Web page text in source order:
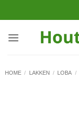
naar
HOME / LAKKEN / LOBA /